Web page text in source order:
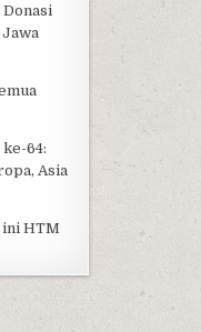
Donasi
64:
Asia
ini HTM